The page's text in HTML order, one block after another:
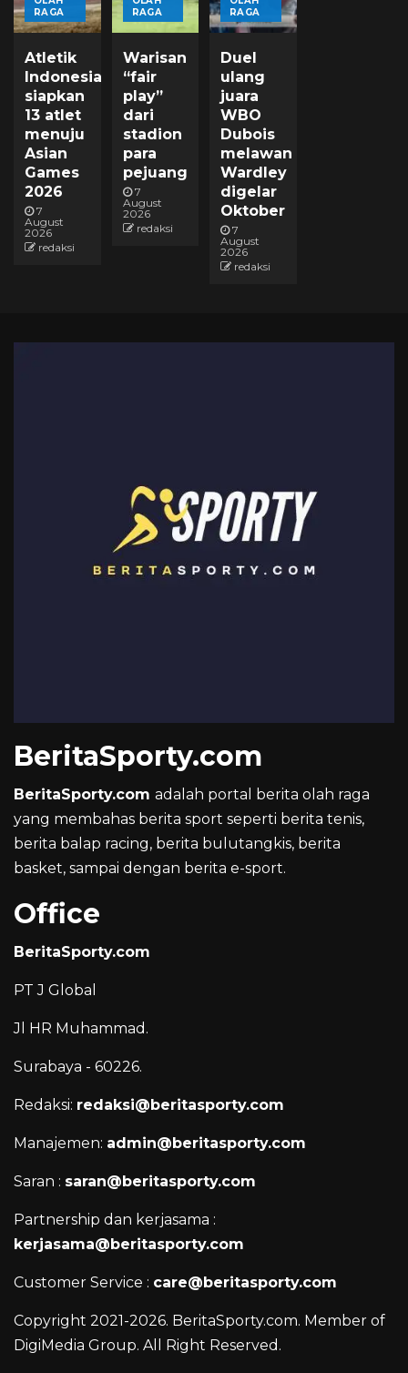
RAGA
Atletik
Indonesia
siapkan
13 atlet
menuju
Asian
Games
2026
7
August
2026
redaksi
RAGA
Warisan
“fair
play”
dari
stadion
para
pejuang
7
August
2026
redaksi
RAGA
Duel
ulang
juara
WBO
Dubois
melawan
Wardley
digelar
Oktober
7
August
2026
redaksi
BeritaSporty.com
BeritaSporty.com adalah portal berita olah raga
yang membahas berita sport seperti berita tenis,
berita balap racing, berita bulutangkis, berita
basket, sampai dengan berita e-sport.
Office
BeritaSporty.com
PT J Global
Jl HR Muhammad.
Surabaya - 60226.
Redaksi: redaksi@beritasporty.com
Manajemen: admin@beritasporty.com
Saran : saran@beritasporty.com
Partnership dan kerjasama :
kerjasama@beritasporty.com
Customer Service : care@beritasporty.com
Copyright 2021-2026. BeritaSporty.com. Member of
DigiMedia Group. All Right Reserved.